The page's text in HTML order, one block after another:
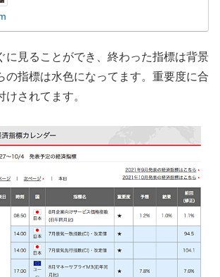
に見ることができ、終わった指標は背景
の指標は水色になってます。重要度に合
されてます。